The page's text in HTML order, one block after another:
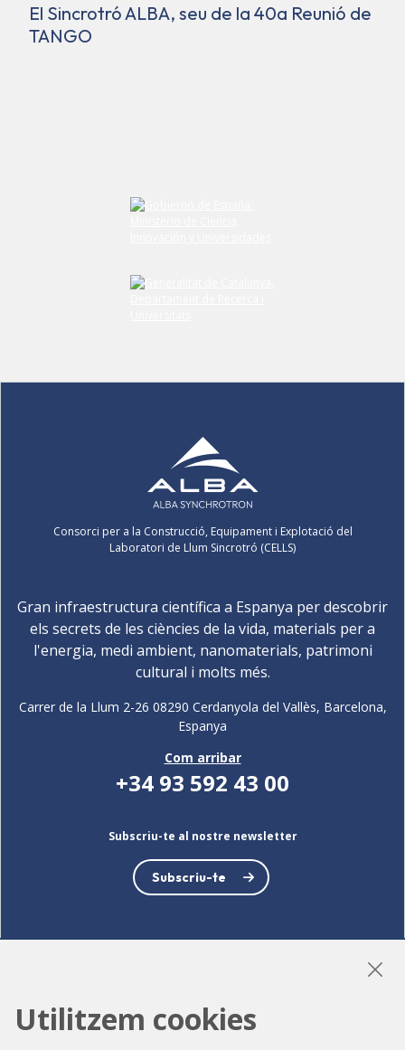
El Sincrotró ALBA, seu de la 40a Reunió de
TANGO
Consorci per a la Construcció, Equipament i Explotació del
Laboratori de Llum Sincrotró (CELLS)
Gran infraestructura científica a Espanya per descobrir
els secrets de les ciències de la vida, materials per a
l'energia, medi ambient, nanomaterials, patrimoni
cultural i molts més.
Carrer de la Llum 2-26 08290 Cerdanyola del Vallès, Barcelona,
Espanya
Com arribar
+34 93 592 43 00
Subscriu-te al nostre newsletter
Subscriu-te
Utilitzem cookies